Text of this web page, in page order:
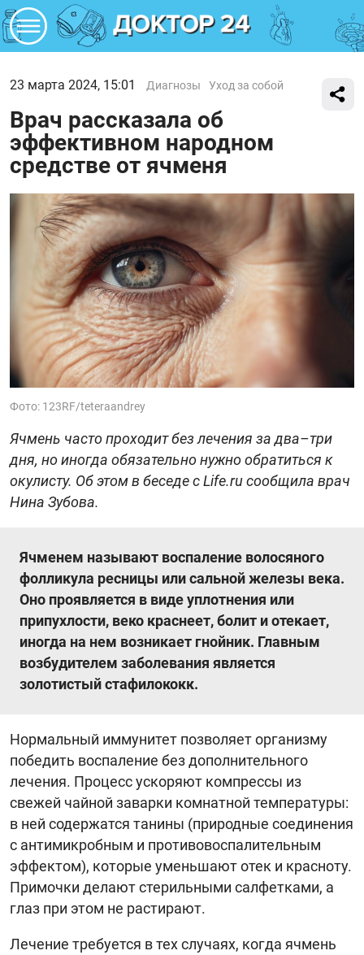
23 марта 2024, 15:01 Диагнозы Уход за собой
Врач рассказала об
эффективном народном
средстве от ячменя
Фото: 123RF/teteraandrey
Ячмень часто проходит без лечения за два–три
дня, но иногда обязательно нужно обратиться к
окулисту. Об этом в беседе с Life.ru сообщила врач
Нина Зубова.
Ячменем называют воспаление волосяного
фолликула ресницы или сальной железы века.
Оно проявляется в виде уплотнения или
припухлости, веко краснеет, болит и отекает,
иногда на нем возникает гнойник. Главным
возбудителем заболевания является
золотистый стафилококк.
Нормальный иммунитет позволяет организму
победить воспаление без дополнительного
лечения. Процесс ускоряют компрессы из
свежей чайной заварки комнатной температуры:
в ней содержатся танины (природные соединения
с антимикробным и противовоспалительным
эффектом), которые уменьшают отек и красноту.
Примочки делают стерильными салфетками, а
глаз при этом не растирают.
Лечение требуется в тех случаях, когда ячмень